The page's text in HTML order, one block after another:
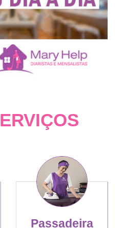
Passadeira